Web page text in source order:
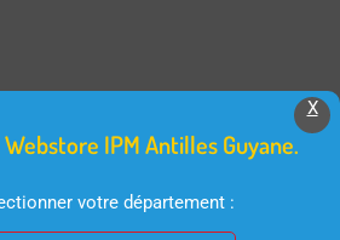
X
IPM Antilles Guyane.
votre département :